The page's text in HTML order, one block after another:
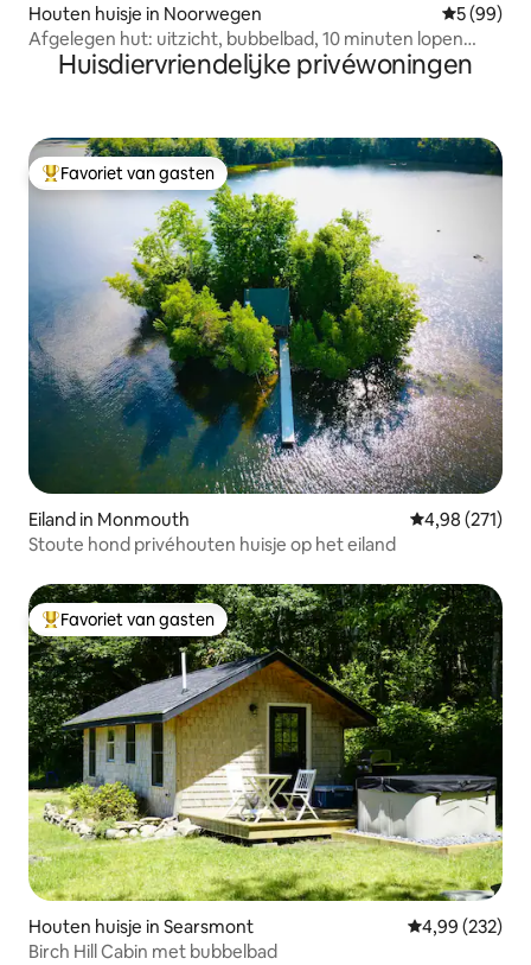
Houten huisje in Noorwegen
5 (99)
Afgelegen hut: uitzicht, bubbelbad, 10 minuten lopen
naar het meer
Huisdiervriendelijke privéwoningen
Topfavoriet van gasten
Favoriet van gasten
Eiland in Monmouth Gemiddelde
4,98 (271)
Stoute hond privéhouten huisje op het eiland
Topfavoriet van gasten
Favoriet van gasten
Houten huisje in Searsmont Gemiddelde
4,99 (232)
Birch Hill Cabin met bubbelbad